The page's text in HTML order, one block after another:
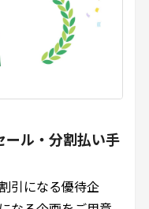
ール・分割払い手
引になる優待企